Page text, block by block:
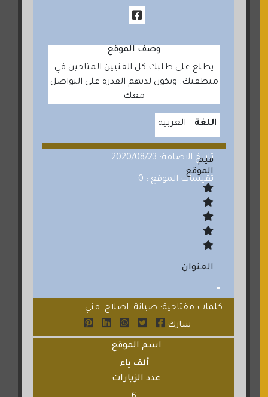
وصف الموقع
يطلع على طلبك كل الفنيين المتاحين في
منطقتك. ويكون لديهم القدرة على التواصل
معك
اللغة العربية
تاريخ الاضافة: 2020/08/23
تقييمات الموقع : 0
قيم
الموقع
العنوان
كلمات مفتاحية: صيانة. اصلاح. فني...
شارك
اسم الموقع
ألف ياء
عدد الزيارات